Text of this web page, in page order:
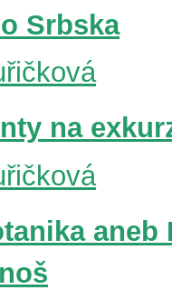
Srbska
na